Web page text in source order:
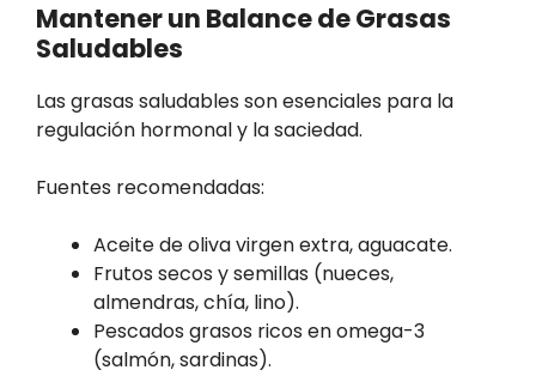
Mantener un Balance de Grasas
Saludables
Las grasas saludables son esenciales para la
regulación hormonal y la saciedad.
Fuentes recomendadas:
Aceite de oliva virgen extra, aguacate.
Frutos secos y semillas (nueces,
almendras, chía, lino).
Pescados grasos ricos en omega-3
(salmón, sardinas).